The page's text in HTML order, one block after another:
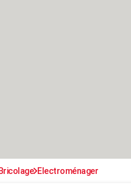
Electroménager